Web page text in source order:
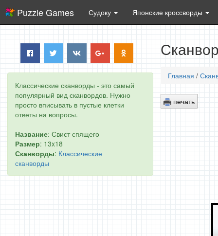
Puzzle Games Судоку Японские кроссворды
Классические сканворды - это самый
популярный вид сканвордов. Нужно
просто вписывать в пустые клетки
ответы на вопросы.
Название: Свист спящего
Размер: 13x18
Сканворды: Классические
сканворды
Главная /
печать